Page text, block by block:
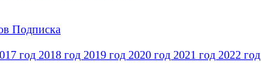
Подписка
год 2018 год 2019 год 2020 год 2021 год 2022 год